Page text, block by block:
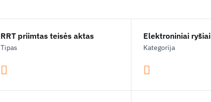
RRT priimtas teisės aktas
Tipas
Elektroniniai ryšiai
Kategorija